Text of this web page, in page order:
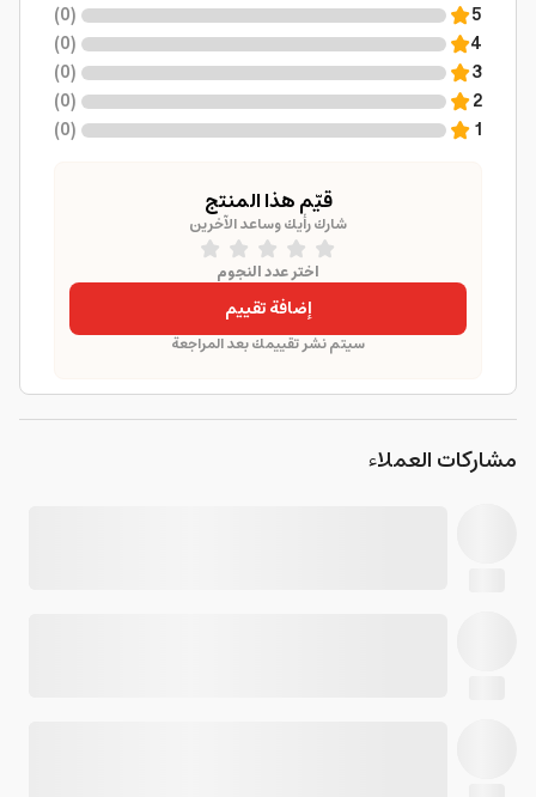
5
(
0
)
4
(
0
)
3
(
0
)
2
(
0
)
1
(
0
)
قيّم هذا المنتج
شارك رأيك وساعد الآخرين
اختر عدد النجوم
إضافة تقييم
سيتم نشر تقييمك بعد المراجعة
مشاركات العملاء